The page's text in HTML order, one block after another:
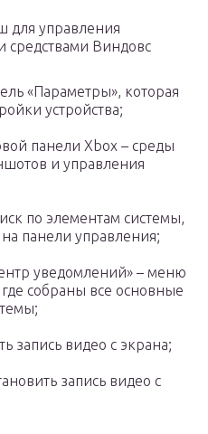
для управления
Виндовс
«Параметры», которая
устройства;
панели Xbox – среды
и управления
по элементам системы,
панели управления;
уведомлений» – меню
собраны все основные
запись видео с экрана;
запись видео с